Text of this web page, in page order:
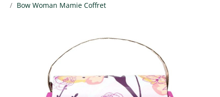
Bow Woman Mamie Coffret